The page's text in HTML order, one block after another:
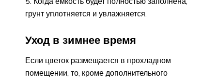
грунт уплотняется и увлажняется.
Уход в зимнее время
Если цветок размещается в прохладном
помещении, то, кроме дополнительного